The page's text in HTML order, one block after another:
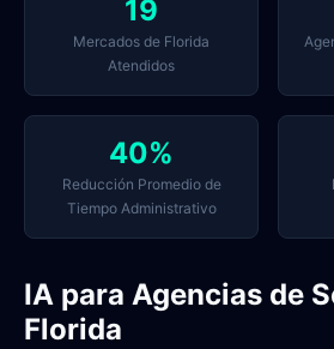
19
Mercados de Florida
Atendidos
40%
Reducción Promedio de
Tiempo Administrativo
IA para Agencias de
Florida